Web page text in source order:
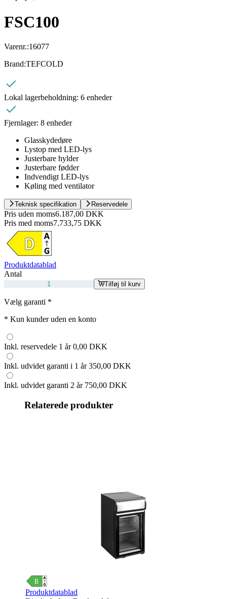
FSC100
Varenr.:16077
Brand:TEFCOLD
Lokal lagerbeholdning: 6 enheder
Fjernlager: 8 enheder
Glasskydedøre
Lystop med LED-lys
Justerbare hylder
Justerbare fødder
Indvendigt LED-lys
Køling med ventilator
Teknisk specifikation Reservedele
Pris uden moms6.187,00 DKK
Pris med moms7.733,75 DKK
Produktdatablad
Antal
Tilføj til kurv
Vælg garanti *
* Kun kunder uden en konto
Inkl. reservedele 1 år0,00 DKK
Inkl. udvidet garanti i 1 år350,00 DKK
Inkl. udvidet garanti 2 år 750,00 DKK
Relaterede produkter
Produktdatablad